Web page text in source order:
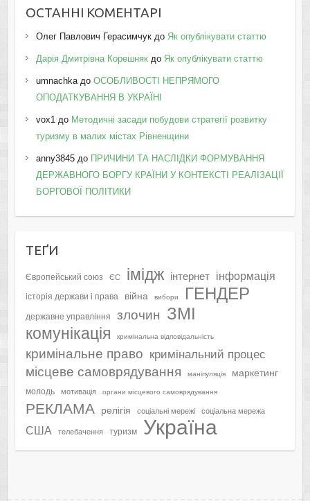
ОСТАННІ КОМЕНТАРІ
Олег Павлович Герасимчукдо Як опублікувати статтю
Дарія Дмитрівна Корешнякдо Як опублікувати статтю
umnachkaдо ОСОБЛИВОСТІ НЕПРЯМОГО
ОПОДАТКУВАННЯ В УКРАЇНІ
vox1до Методичні засади побудови стратегії розвитку
туризму в малих містах Рівненщини
anny3845до ПРИЧИНИ ТА НАСЛІДКИ ФОРМУВАННЯ
ДЕРЖАВНОГО БОРГУ КРАЇНИ У КОНТЕКСТІ РЕАЛІЗАЦІЇ
БОРГОВОЇ ПОЛІТИКИ
ТЕҐИ
Європейський союз ЄС імідж інтернет інформація
історія держави і права війна вибори ГЕНДЕР
державне управління злочин ЗМІ
комунікація кримінальна відповідальність
кримінальне право кримінальний процес
місцеве самоврядування маніпуляція маркетинг
молодь мотивація органи місцевого самоврядування
РЕКЛАМА релігія соціальні мережі соціальна мережа
США телебачення туризм Україна